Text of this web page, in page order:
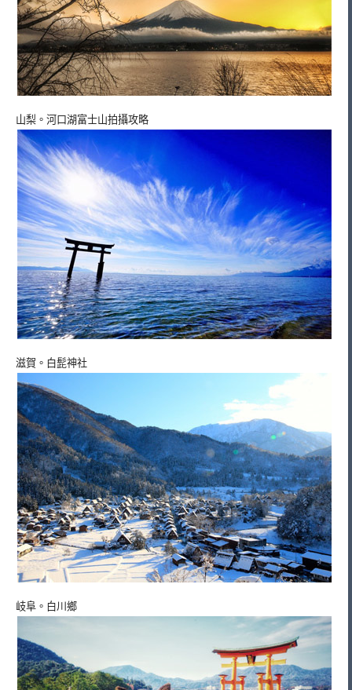
山梨。河口湖富士山拍攝攻略
滋賀。白髭神社
岐阜。白川鄉